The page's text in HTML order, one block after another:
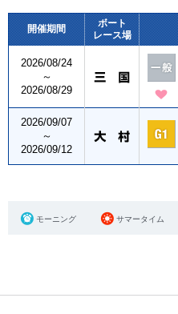
開催期間
ボート
レース場
2026/08/24
～
2026/08/29
2026/09/07
～
2026/09/12
モーニング サマータイム